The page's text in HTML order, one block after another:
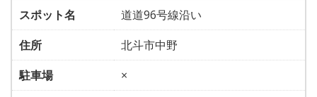
スポット名
道道96号線沿い
住所
北斗市中野
駐車場
×